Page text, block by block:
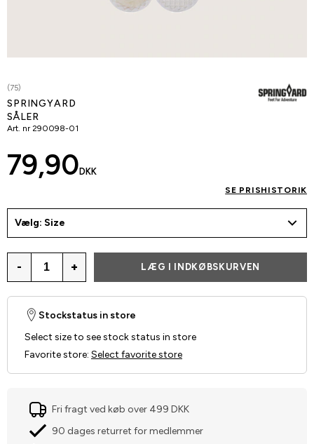
(75)
SPRINGYARD
SÅLER
Art. nr 290098-01
79,90 DKK
SE PRISHISTORIK
Vælg: Size
- + LÆG I INDKØBSKURVEN
Stockstatus in store
Select size to see stock status in store
Favorite store: Select favorite store
Fri fragt ved køb over 499 DKK
90 dages returret for medlemmer